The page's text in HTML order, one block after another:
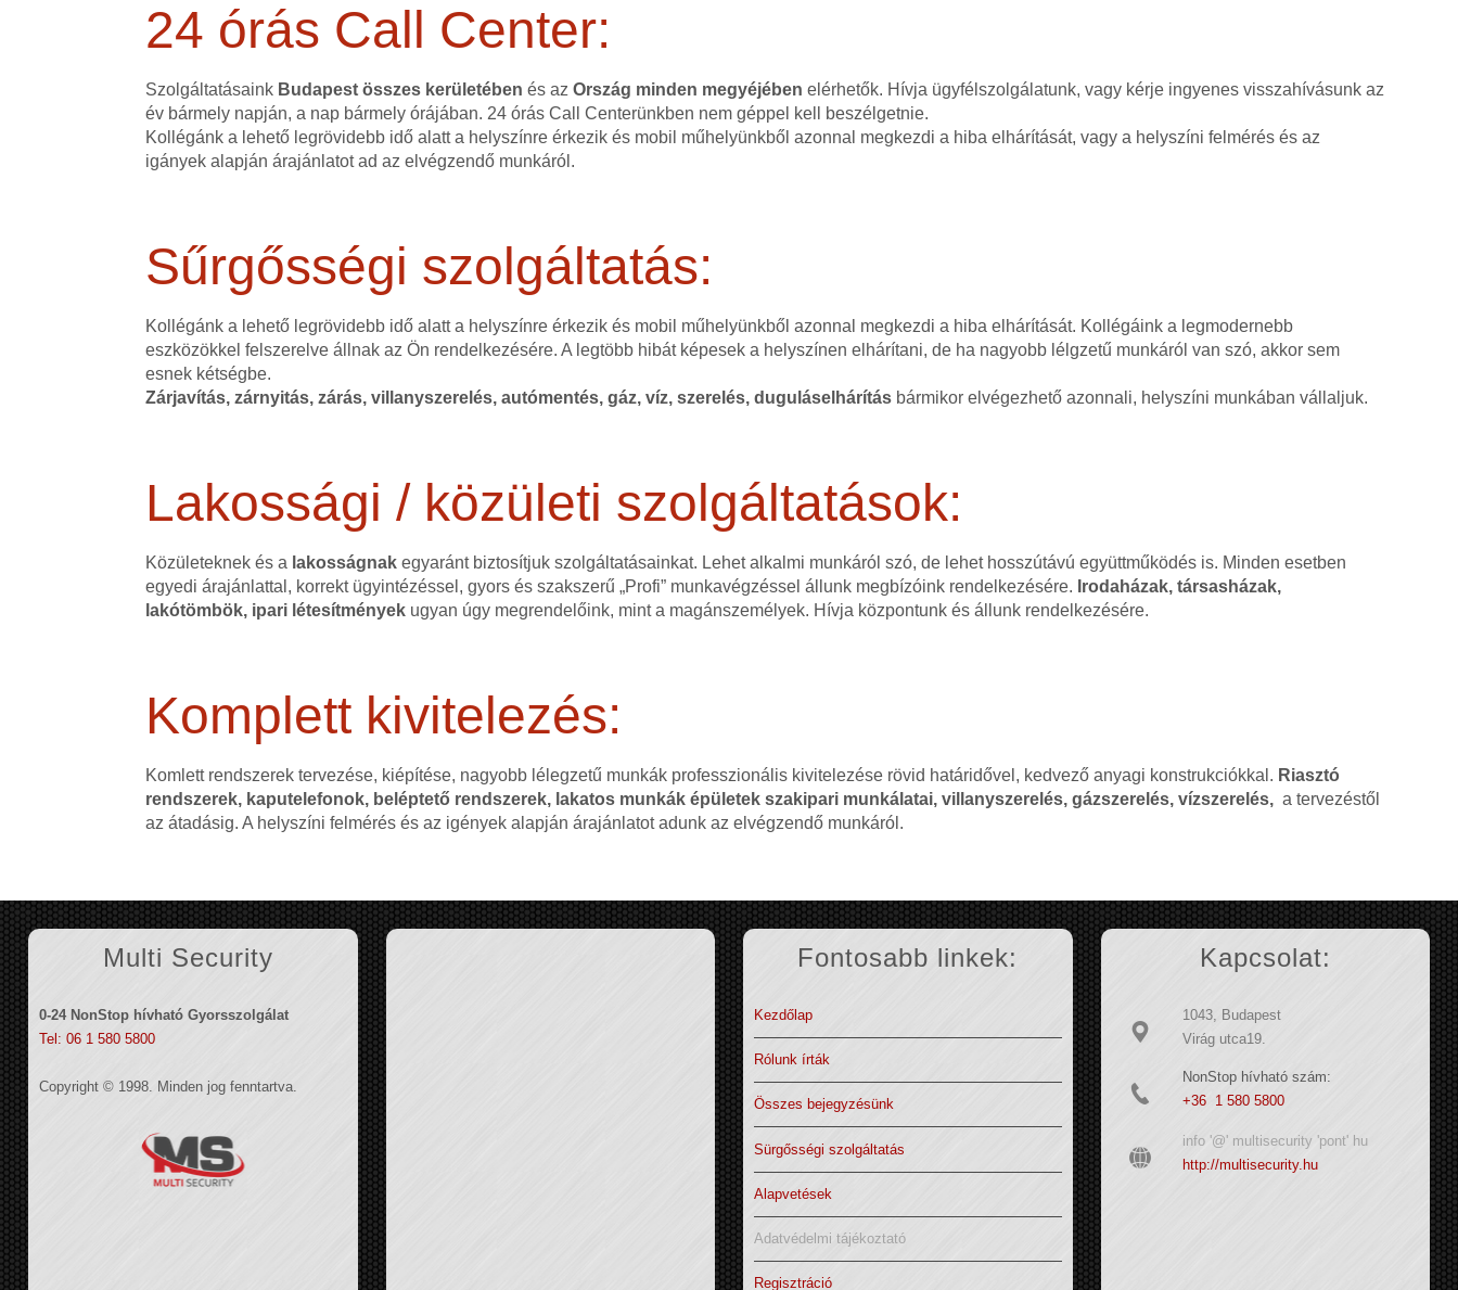
24 órás Call Center:
Szolgáltatásaink Budapest összes kerületében és azOrszág minden megyéjében elérhetők. Hívja ügyfélszolgálatunk, vagy kérje ingyenes visszahívásunk az
év bármely napján, a nap bármely órájában. 24 órás Call Centerünkben nem géppel kell beszélgetnie.
Kollégánk a lehető legrövidebb idő alatt a helyszínre érkezik és mobil műhelyünkből azonnal megkezdi a hiba elhárítását, vagy a helyszíni felmérés és az
igányek alapján árajánlatot ad az elvégzendő munkáról.
Sűrgősségi szolgáltatás:
Kollégánk a lehető legrövidebb idő alatt a helyszínre érkezik és mobil műhelyünkből azonnal megkezdi a hiba elhárítását. Kollégáink a legmodernebb
eszközökkel felszerelve állnak az Ön rendelkezésére. A legtöbb hibát képesek a helyszínen elhárítani, de ha nagyobb lélgzetű munkáról van szó, akkor sem
esnek kétségbe.
Zárjavítás, zárnyitás, zárás, villanyszerelés, autómentés, gáz, víz, szerelés, duguláselhárítás bármikor elvégezhető azonnali, helyszíni munkában vállaljuk.
Lakossági / közületi szolgáltatások:
Közületeknek és a lakosságnak egyaránt biztosítjuk szolgáltatásainkat. Lehet alkalmi munkáról szó, de lehet hosszútávú együttműködés is. Minden esetben
egyedi árajánlattal, korrekt ügyintézéssel, gyors és szakszerű „Profi” munkavégzéssel állunk megbízóink rendelkezésére. Irodaházak, társasházak,
lakótömbök, ipari létesítmények ugyan úgy megrendelőink, mint a magánszemélyek. Hívja központunk és állunk rendelkezésére.
Komplett kivitelezés:
Komlett rendszerek tervezése, kiépítése, nagyobb lélegzetű munkák professzionális kivitelezése rövid határidővel, kedvező anyagi konstrukciókkal. Riasztó
rendszerek, kaputelefonok, beléptető rendszerek, lakatos munkák épületek szakipari munkálatai, villanyszerelés, gázszerelés, vízszerelés, a tervezéstől
az átadásig. A helyszíni felmérés és az igények alapján árajánlatot adunk az elvégzendő munkáról.
Multi Security
0-24 NonStop hívható Gyorsszolgálat
Tel: 06 1 580 5800
Copyright © 1998. Minden jog fenntartva.
Fontosabb linkek:
Kezdőlap
Rólunk írták
Összes bejegyzésünk
Sürgősségi szolgáltatás
Alapvetések
Adatvédelmi tájékoztató
Regisztráció
Kapcsolat:
1043, Budapest
Virág utca19.
NonStop hívható szám:
+36 1 580 5800
info '@' multisecurity 'pont' hu
http://multisecurity.hu